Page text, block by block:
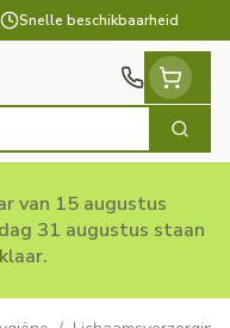
Snelle beschikbaarheid
Zoek
van 15 augustus
31 augustus staan